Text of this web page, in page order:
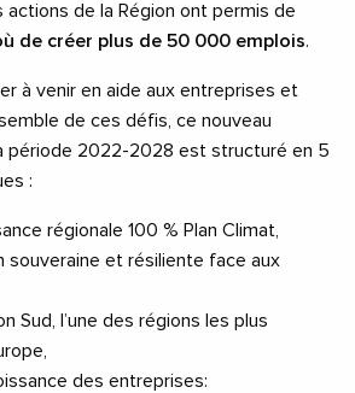
actions de la Région ont permis de
de créer plus de 50 000 emplois.
à venir en aide aux entreprises et
de ces défis, ce nouveau
période 2022-2028 est structuré en 5
:
régionale 100 % Plan Climat,
souveraine et résiliente face aux
Sud, l’une des régions les plus
des entreprises: